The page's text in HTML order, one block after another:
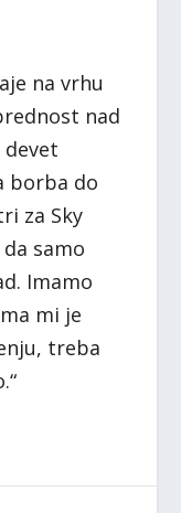
na vrhu
nad
devet
borba do
za Sky
samo
Imamo
mi je
treba